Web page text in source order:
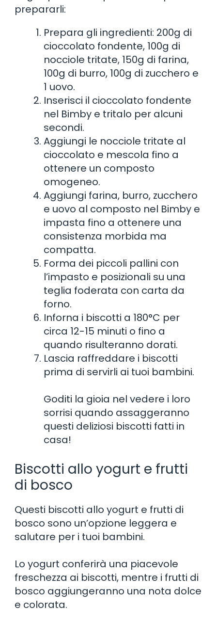
prepararli:
Prepara gli ingredienti: 200g di
cioccolato fondente, 100g di
nocciole tritate, 150g di farina,
100g di burro, 100g di zucchero e
1 uovo.
Inserisci il cioccolato fondente
nel Bimby e tritalo per alcuni
secondi.
Aggiungi le nocciole tritate al
cioccolato e mescola fino a
ottenere un composto
omogeneo.
Aggiungi farina, burro, zucchero
e uovo al composto nel Bimby e
impasta fino a ottenere una
consistenza morbida ma
compatta.
Forma dei piccoli pallini con
l’impasto e posizionali su una
teglia foderata con carta da
forno.
Inforna i biscotti a 180°C per
circa 12-15 minuti o fino a
quando risulteranno dorati.
Lascia raffreddare i biscotti
prima di servirli ai tuoi bambini.
Goditi la gioia nel vedere i loro
sorrisi quando assaggeranno
questi deliziosi biscotti fatti in
casa!
Biscotti allo yogurt e frutti
di bosco
Questi biscotti allo yogurt e frutti di
bosco sono un’opzione leggera e
salutare per i tuoi bambini.
Lo yogurt conferirà una piacevole
freschezza ai biscotti, mentre i frutti di
bosco aggiungeranno una nota dolce
e colorata.